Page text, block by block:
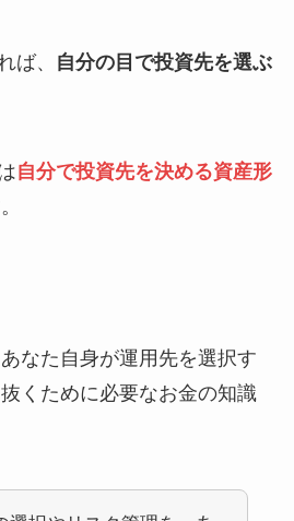
ば、
自分の目で投資先を選ぶ
自分で投資先を決める資産形
なた自身が運用先を選択す
くために必要なお金の知識